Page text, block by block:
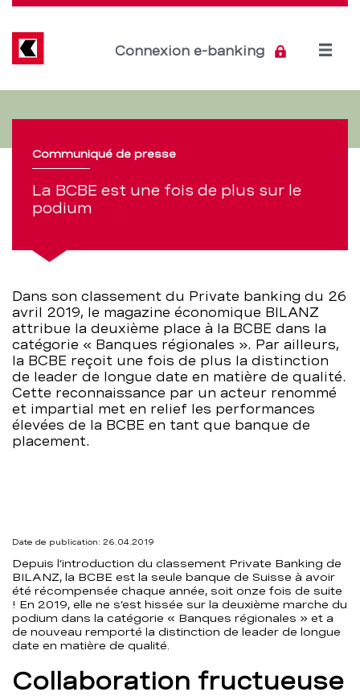
BCBE
est
une
fois
de
plus
sur
le
podium
–
Direkt
Inhalt
Connexion e-banking
Open
navigation
service
Communiqué de presse
La BCBE est une fois de plus sur le
podium
Dans son classement du Private banking du 26
avril 2019, le magazine économique BILANZ
attribue la deuxième place à la BCBE dans la
catégorie « Banques régionales ». Par ailleurs,
la BCBE reçoit une fois de plus la distinction
de leader de longue date en matière de qualité.
Cette reconnaissance par un acteur renommé
et impartial met en relief les performances
élevées de la BCBE en tant que banque de
placement.
Date de publication: 26.04.2019
Depuis l’introduction du classement Private Banking de
BILANZ, la BCBE est la seule banque de Suisse à avoir
été récompensée chaque année, soit onze fois de suite
! En 2019, elle ne s’est hissée sur la deuxième marche du
podium dans la catégorie « Banques régionales » et a
de nouveau remporté la distinction de leader de longue
date en matière de qualité.
Collaboration fructueuse